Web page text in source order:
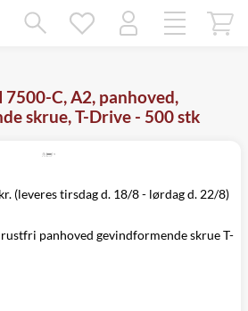
7500-C, A2, panhoved,
skrue, T-Drive - 500 stk
(leveres tirsdag d. 18/8 - lørdag d. 22/8)
Leveres
panhoved gevindformende skrue T-